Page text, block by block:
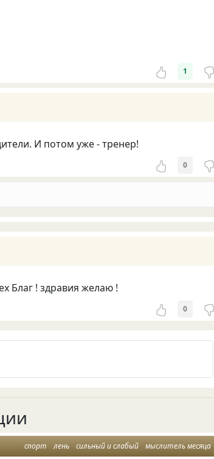
1
И потом уже - тренер!
0
Благ ! здравия желаю !
0
спорт лень сильный и слабый мыслитель месяца